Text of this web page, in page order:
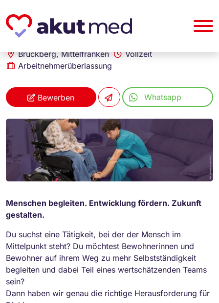
akut... Medizinische Personallogistik GmbH
Heilerziehungspfleger (m/w/d)
Bruckberg, Mittelfranken
Vollzeit
Arbeitnehmerüberlassung
Bewerben Whatsapp
Menschen begleiten. Entwicklung fördern. Zukunft
gestalten.
Du suchst eine Tätigkeit, bei der der Mensch im
Mittelpunkt steht? Du möchtest Bewohnerinnen und
Bewohner auf ihrem Weg zu mehr Selbstständigkeit
begleiten und dabei Teil eines wertschätzenden Teams
sein?
Dann haben wir genau die richtige Herausforderung für